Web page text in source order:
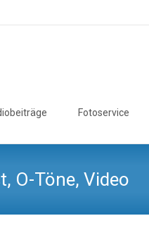
Fotoservice
O-Töne, Video